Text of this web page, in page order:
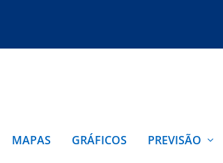
MAPAS GRÁFICOS PREVISÃO